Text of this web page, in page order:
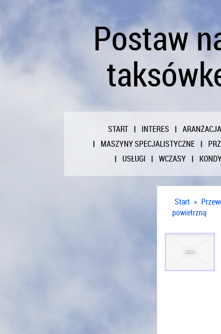
Postaw
START INTERES
ARANŻACJA
MASZYNY SPECJALISTYCZNE
USŁUGI
WCZASY
Start »
powietrzną